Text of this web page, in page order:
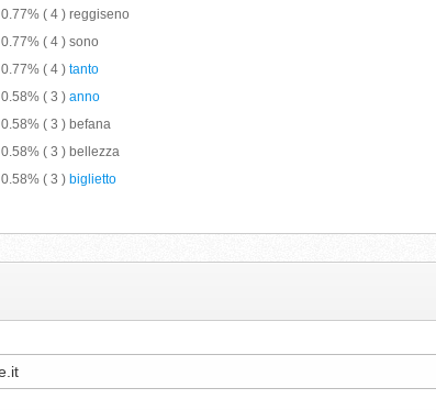
0.77% ( 4 ) reggiseno
0.77% ( 4 ) sono
0.77% ( 4 )tanto
0.58% ( 3 )anno
0.58% ( 3 ) befana
0.58% ( 3 ) bellezza
0.58% ( 3 ) biglietto